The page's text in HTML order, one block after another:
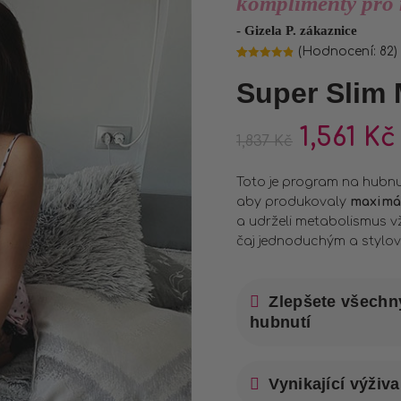
- Gizela P. zákaznice
základě
hodnocení
zákazníků
(Hodnocení: 82)
Super Slim
1,837Kč 1,561 Kč
Toto je program na
aby produkovaly
a udrželi metabolismus
čaj jednoduchým a
Zlepšete
hubnutí
Vynikající